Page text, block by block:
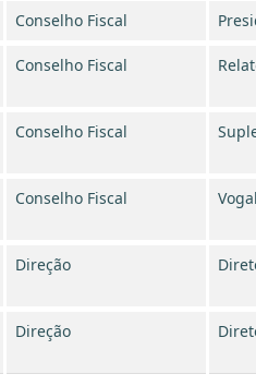
Conselho Fiscal
Conselho Fiscal
Conselho Fiscal
Conselho Fiscal
Direção
Direção